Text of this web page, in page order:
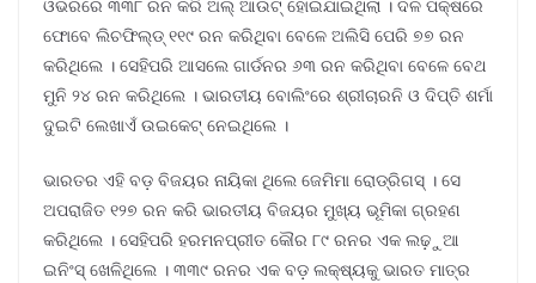
ଓଭରରେ ୩୩୮ ରନ କରି ଅଲ୍ ଆଉଟ୍ ହୋଇଯାଇଥିଲା । ଦଳ ପକ୍ଷରେ
ଫୋବେ ଲିଚଫିଲ୍ଡ୍ ୧୧୯ ରନ କରିଥିବା ବେଳେ ଅଲିସି ପେରି ୭୭ ରନ
କରିଥିଲେ । ସେହିପରି ଆସଲେ ଗାର୍ଡନର ୬୩ ରନ କରିଥିବା ବେଳେ ବେଥ
ମୁନି ୨୪ ରନ କରିଥିଲେ । ଭାରତୀୟ ବୋଲିଂରେ ଶ୍ରୀଚାରନି ଓ ଦିପ୍ତି ଶର୍ମା
ଦୁଇଟି ଲେଖାଏଁ ଉଇକେଟ୍ ନେଇଥିଲେ ।
ଭାରତର ଏହି ବଡ଼ ବିଜୟର ନାୟିକା ଥିଲେ ଜେମିମା ରୋଡ୍ରିଗସ୍ । ସେ
ଅପରାଜିତ ୧୨୭ ରନ କରି ଭାରତୀୟ ବିଜୟର ମୁଖ୍ୟ ଭୂମିକା ଗ୍ରହଣ
କରିଥିଲେ । ସେହିପରି ହରମନପ୍ରୀତ କୌର ୮୯ ରନର ଏକ ଲଢ଼ୁଆ
ଇନିଂସ୍ ଖେଳିଥିଲେ । ୩୩୯ ରନର ଏକ ବଡ଼ ଲକ୍ଷ୍ୟକୁ ଭାରତ ମାତ୍ର